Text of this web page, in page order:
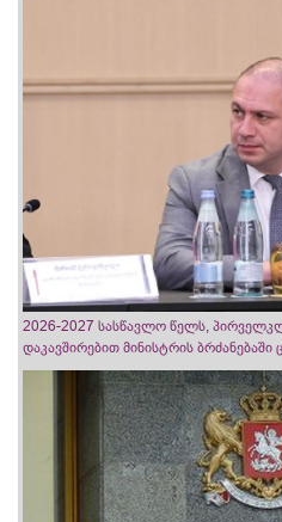
2026-2027 სასწავლო წელს,
დაკავშირებით მინისტრის